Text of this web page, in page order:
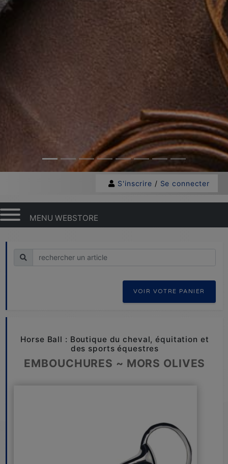
S'inscrire / Se connecter
MENU WEBSTORE
Recherche
VOIR VOTRE PANIER
Horse Ball : Boutique du cheval, équitation et
des sports équestres
EMBOUCHURES ~ MORS OLIVES